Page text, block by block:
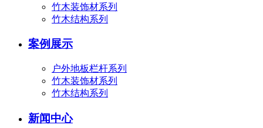
竹木装饰材系列
竹木结构系列
案例展示
户外地板栏杆系列
竹木装饰材系列
竹木结构系列
新闻中心